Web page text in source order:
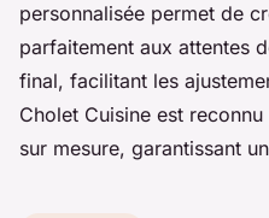
personnalisée permet de
parfaitement aux attentes
final, facilitant les
Cholet Cuisine est
sur mesure, garantissant